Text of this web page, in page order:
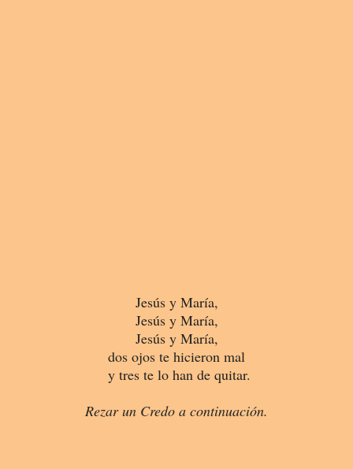
Jesús y María,
Jesús y María,
Jesús y María,
dos ojos te hicieron mal
y tres te lo han de quitar.
Rezar un Credo a continuación.